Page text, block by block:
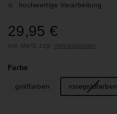
hochwertige Verarbeitung
Normaler
Preis
29,95 €
€
inkl. MwSt. zzgl.Versandkosten
Farbe
goldfarben rosegoldfarben